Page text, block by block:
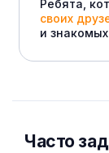
Ребята,
своих
и
Часто